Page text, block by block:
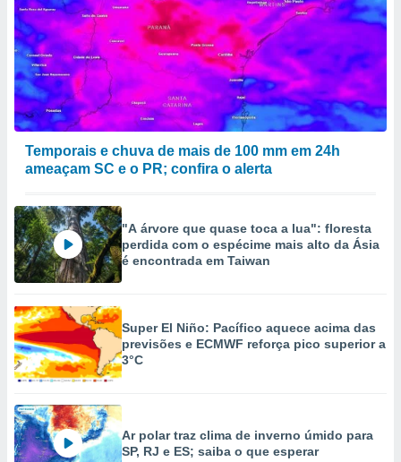
Temporais e chuva de mais de 100 mm em 24h
ameaçam SC e o PR; confira o alerta
"A árvore que quase toca a lua": floresta
perdida com o espécime mais alto da Ásia
é encontrada em Taiwan
Super El Niño: Pacífico aquece acima das
previsões e ECMWF reforça pico superior a
3°C
Ar polar traz clima de inverno úmido para
SP, RJ e ES; saiba o que esperar